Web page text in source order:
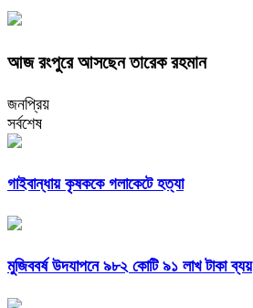
আজ রংপুরে আসছেন তারেক রহমান
জনপ্রিয়
সর্বশেষ
গাইবান্ধায় কৃষককে গলাকেটে হত্যা
মুজিববর্ষ উদযাপনে ৯৮২ কোটি ৯১ লাখ টাকা ব্যয়